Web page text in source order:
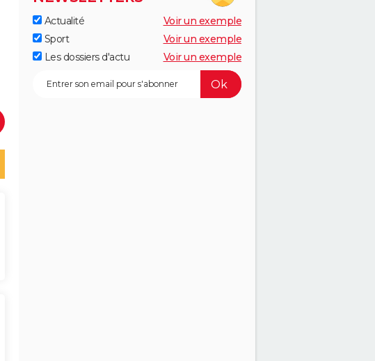
Actualité
Voir un exemple
Sport
Voir un exemple
Les dossiers d'actu
Voir un exemple